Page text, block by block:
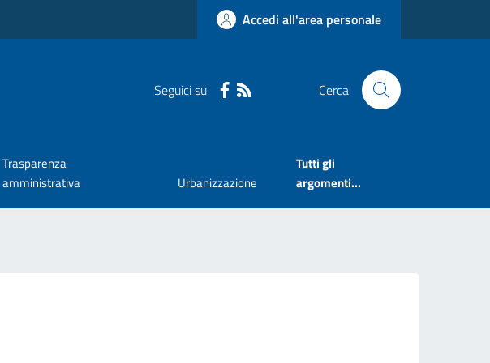
Accedi all'area personale
Seguici su Cerca
Trasparenza
amministrativa
Urbanizzazione
Tutti gli
argomenti...